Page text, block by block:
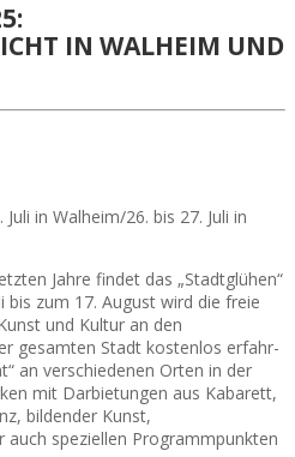
IN WALHEIM UND
in Walheim/26. bis 27. Juli in
Jahre findet das „Stadtglühen“
bis zum 17. August wird die freie
und Kultur an den
gesamten Stadt kostenlos erfahr-
an verschiedenen Orten in der
mit Darbietungen aus Kabarett,
bildender Kunst,
speziellen Programmpunkten